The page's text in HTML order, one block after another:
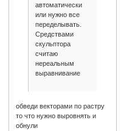
автоматически
или нужно все
переделывать.
Средствами
скульптора
считаю
нереальным
выравнивание
обведи векторами по растру
то что нужно выровнять и
обнули